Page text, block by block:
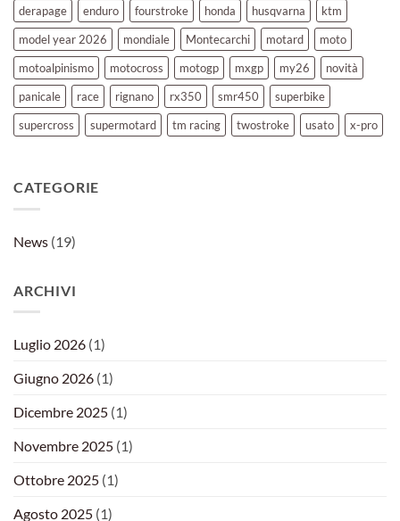
derapage
enduro fourstroke honda husqvarna
ktm
model year 2026
mondiale Montecarchi motard
moto
motoalpinismo
motocross motogp mxgp my26
novità
panicale
race rignano rx350 smr450
superbike
supercross
supermotard tm racing twostroke usato x-pro
CATEGORIE
News (19)
ARCHIVI
Luglio 2026 (1)
Giugno 2026 (1)
Dicembre 2025 (1)
Novembre 2025 (1)
Ottobre 2025 (1)
Agosto 2025 (1)